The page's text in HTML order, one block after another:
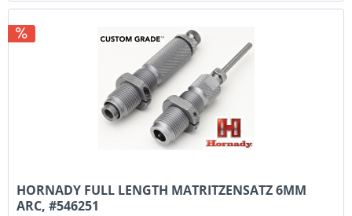
HORNADY FULL LENGTH MATRITZENSATZ 6MM
ARC, #546251